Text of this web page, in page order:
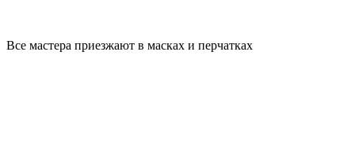
Все мастера приезжают в масках и перчатках